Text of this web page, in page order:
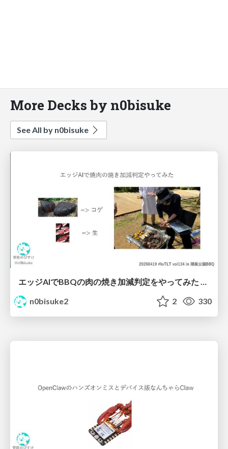
More Decks by n0bisuke
See All by n0bisuke
エッジAIでBBQの肉の焼き加減判定をやってみた #iotlt #seeed
n0bisuke2
2 330